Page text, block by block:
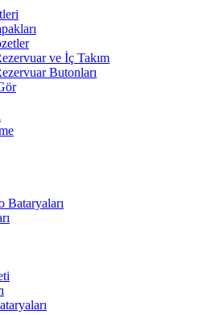
ve İç Takım
Butonları
Bataryaları